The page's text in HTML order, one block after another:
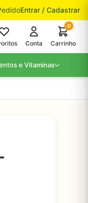
Entrar / Cadastrar
Conta
0
Carrinho
e Vitaminas